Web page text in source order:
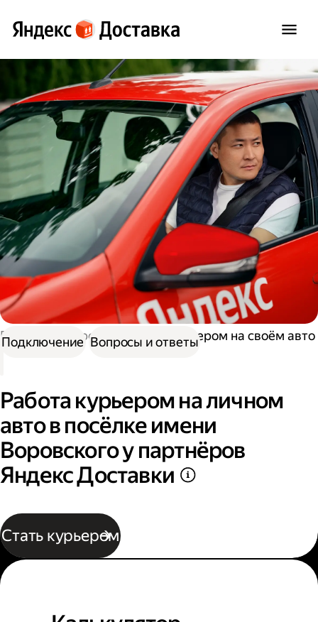
Работа курьером Работа курьером на своём авто
Работа курьером на личном
авто в посёлке имени
Воровского у партнёров
Яндекс Доставки
Стать курьером
Подключение Вопросы и ответы